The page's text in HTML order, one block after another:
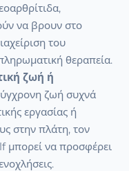
να βρουν στο
του
θεραπεία.
ζωή ή
ζωή συχνά
εργασίας ή
στην πλάτη, τον
μπορεί να προσφέρει